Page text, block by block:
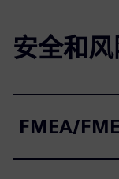
安全和
FMEA/